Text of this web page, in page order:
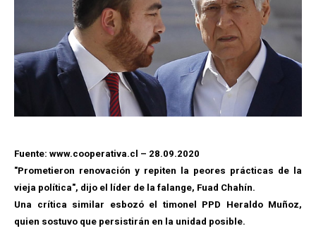
Fuente: www.cooperativa.cl – 28.09.2020
"Prometieron renovación y repiten la peores prácticas de la
vieja política", dijo el líder de la falange, Fuad Chahín.
Una crítica similar esbozó el timonel PPD Heraldo Muñoz,
quien sostuvo que persistirán en la unidad posible.